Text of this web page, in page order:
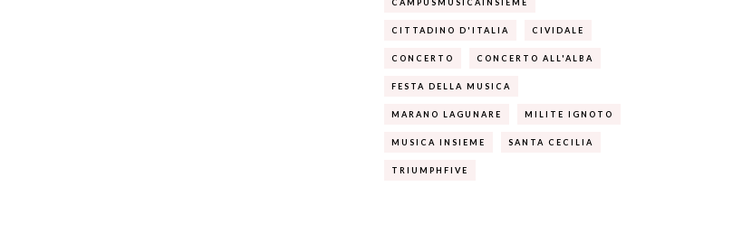
CITTADINO D'ITALIA CIVIDALE
CONCERTO CONCERTO ALL'ALBA
FESTA DELLA MUSICA
MARANO LAGUNARE MILITE IGNOTO
MUSICA INSIEME SANTA CECILIA
TRIUMPHFIVE